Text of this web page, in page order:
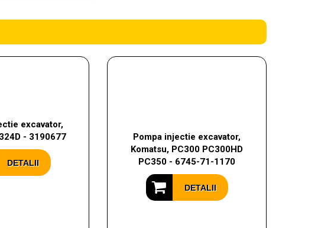
excavator,
- 3190677
DETALII
Pompa injectie excavator,
Komatsu, PC300 PC300HD
PC350 - 6745-71-1170
DETALII